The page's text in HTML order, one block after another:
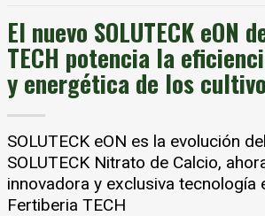
El nuevo SOLUTECK eON
TECH potencia la
y energética de los
SOLUTECK eON es la evolución
SOLUTECK Nitrato de Calcio,
innovadora y exclusiva tecnología
Fertiberia TECH